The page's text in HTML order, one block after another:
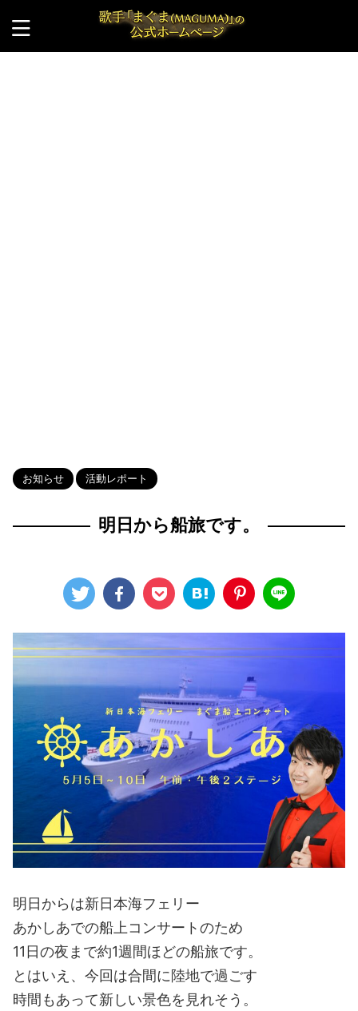
お知らせ 活動レポート
明日から船旅です。
明日からは新日本海フェリー
あかしあでの船上コンサートのため
11日の夜まで約1週間ほどの船旅です。
とはいえ、今回は合間に陸地で過ごす
時間もあって新しい景色を見れそう。